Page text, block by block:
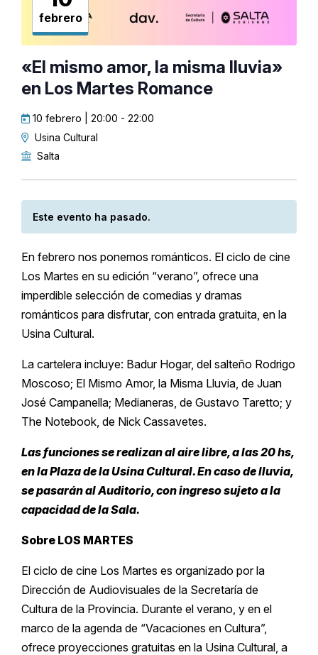
febrero
«El mismo amor, la misma lluvia»
en Los Martes Romance
10 febrero | 20:00 - 22:00
Usina Cultural
Salta
Este evento ha pasado.
En febrero nos ponemos románticos. El ciclo de cine
Los Martes en su edición “verano”, ofrece una
imperdible selección de comedias y dramas
románticos para disfrutar, con entrada gratuita, en la
Usina Cultural.
La cartelera incluye: Badur Hogar, del salteño Rodrigo
Moscoso; El Mismo Amor, la Misma Lluvia, de Juan
José Campanella; Medianeras, de Gustavo Taretto; y
The Notebook, de Nick Cassavetes.
Las funciones se realizan al aire libre, a las 20 hs,
en la Plaza de la Usina Cultural. En caso de lluvia,
se pasarán al Auditorio, con ingreso sujeto a la
capacidad de la Sala.
Sobre LOS MARTES
El ciclo de cine Los Martes es organizado por la
Dirección de Audiovisuales de la Secretaría de
Cultura de la Provincia. Durante el verano, y en el
marco de la agenda de “Vacaciones en Cultura”,
ofrece proyecciones gratuitas en la Usina Cultural, a